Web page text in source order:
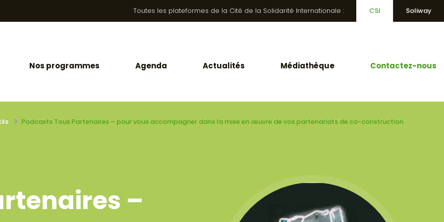
Toutes les plateformes de la Cité de la Solidarité Internationale : CSI Soliway
Nos programmes Agenda Actualités Médiathèque Contactez-nous
Podcasts Tous Partenaires – pour vous accompagner dans la mise en œuvre de vos partenariats de co-construction
–